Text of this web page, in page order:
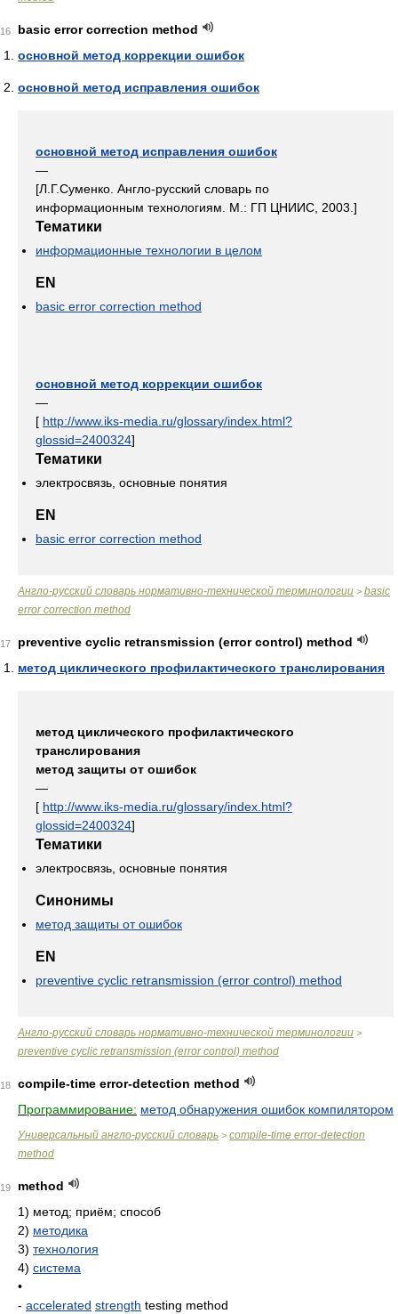
16
basic error correction method
основной метод коррекции ошибок
основной метод исправления ошибок
основной метод исправления ошибок
—
[Л.Г.Суменко. Англо-русский словарь по
информационным технологиям. М.: ГП ЦНИИС, 2003.]
Тематики
информационные технологии в целом
EN
basic error correction method
основной метод коррекции ошибок
—
[ http://www.iks-media.ru/glossary/index.html?
glossid=2400324]
Тематики
электросвязь, основные понятия
EN
basic error correction method
Англо-русский словарь нормативно-технической терминологии > basic
error correction method
17
preventive cyclic retransmission (error control) method
метод циклического профилактического транслирования
метод циклического профилактического
транслирования
метод защиты от ошибок
—
[ http://www.iks-media.ru/glossary/index.html?
glossid=2400324]
Тематики
электросвязь, основные понятия
Синонимы
метод защиты от ошибок
EN
preventive cyclic retransmission (error control) method
Англо-русский словарь нормативно-технической терминологии >
preventive cyclic retransmission (error control) method
18
compile-time error-detection method
Программирование: метод обнаружения ошибок компилятором
Универсальный англо-русский словарь > compile-time error-detection
method
19
method
1) метод; приём; способ
2) методика
3) технология
4) система
•
- accelerated strength testing method